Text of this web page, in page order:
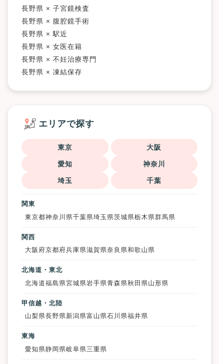
長野県 × 子宮鏡検査
長野県 × 腹腔鏡手術
長野県 × 駅近
長野県 × 女医在籍
長野県 × 不妊治療専門
長野県 × 凍結保存
エリアで探す
東京 大阪
愛知 神奈川
埼玉 千葉
関東
東京都神奈川県千葉県埼玉県茨城県栃木県群馬県
関西
大阪府京都府兵庫県滋賀県奈良県和歌山県
北海道・東北
北海道福島県宮城県岩手県青森県秋田県 山形県
甲信越・北陸
山梨県長野県新潟県富山県石川県福井県
東海
愛知県静岡県岐阜県 三重県